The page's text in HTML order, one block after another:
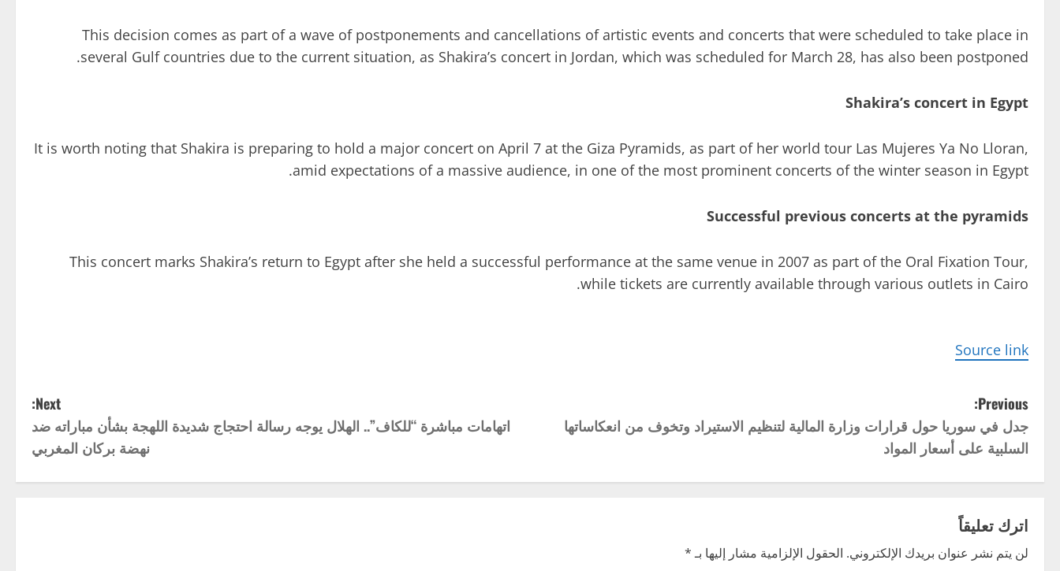
This decision comes as part of a wave of postponements and cancellations of artistic events and concerts that were scheduled to take place in
several Gulf countries due to the current situation, as Shakira’s concert in Jordan, which was scheduled for March 28, has also been postponed.
Shakira’s concert in Egypt
It is worth noting that Shakira is preparing to hold a major concert on April 7 at the Giza Pyramids, as part of her world tour Las Mujeres Ya No Lloran,
amid expectations of a massive audience, in one of the most prominent concerts of the winter season in Egypt.
Successful previous concerts at the pyramids
This concert marks Shakira’s return to Egypt after she held a successful performance at the same venue in 2007 as part of the Oral Fixation Tour,
while tickets are currently available through various outlets in Cairo.
Source link
P
o
s
n
Previous:
جدل في سوريا حول قرارات وزارة المالية لتنظيم الاستيراد وتخوف من انعكاساتها
السلبية على أسعار المواد
Next:
اتهامات مباشرة “للكاف”.. الهلال يوجه رسالة احتجاج شديدة اللهجة بشأن مباراته ضد
نهضة بركان المغربي
اترك تعليقاً
لن يتم نشر عنوان بريدك الإلكتروني. الحقول الإلزامية مشار إليها بـ*